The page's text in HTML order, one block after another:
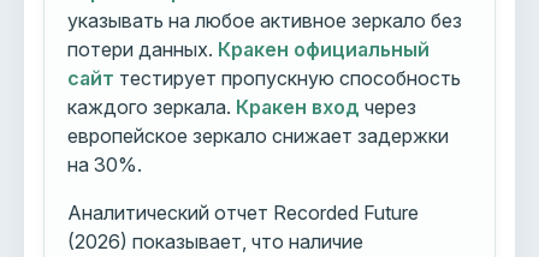
указывать на любое активное зеркало без
потери данных. Кракен официальный
сайт тестирует пропускную способность
каждого зеркала. Кракен вход через
европейское зеркало снижает задержки
на 30%.
Аналитический отчет Recorded Future
(2026) показывает, что наличие